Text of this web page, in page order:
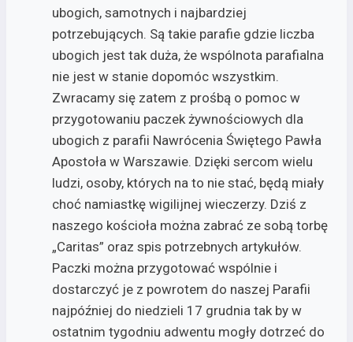
ubogich, samotnych i najbardziej
potrzebujących. Są takie parafie gdzie liczba
ubogich jest tak duża, że wspólnota parafialna
nie jest w stanie dopomóc wszystkim.
Zwracamy się zatem z prośbą o pomoc w
przygotowaniu paczek żywnościowych dla
ubogich z parafii Nawrócenia Świętego Pawła
Apostoła w Warszawie. Dzięki sercom wielu
ludzi, osoby, których na to nie stać, będą miały
choć namiastkę wigilijnej wieczerzy. Dziś z
naszego kościoła można zabrać ze sobą torbę
„Caritas” oraz spis potrzebnych artykułów.
Paczki można przygotować wspólnie i
dostarczyć je z powrotem do naszej Parafii
najpóźniej do niedzieli 17 grudnia tak by w
ostatnim tygodniu adwentu mogły dotrzeć do